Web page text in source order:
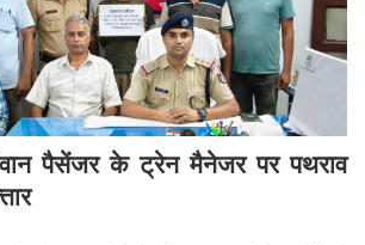
पैसेंजर के ट्रेन मैनेजर पर पथराव